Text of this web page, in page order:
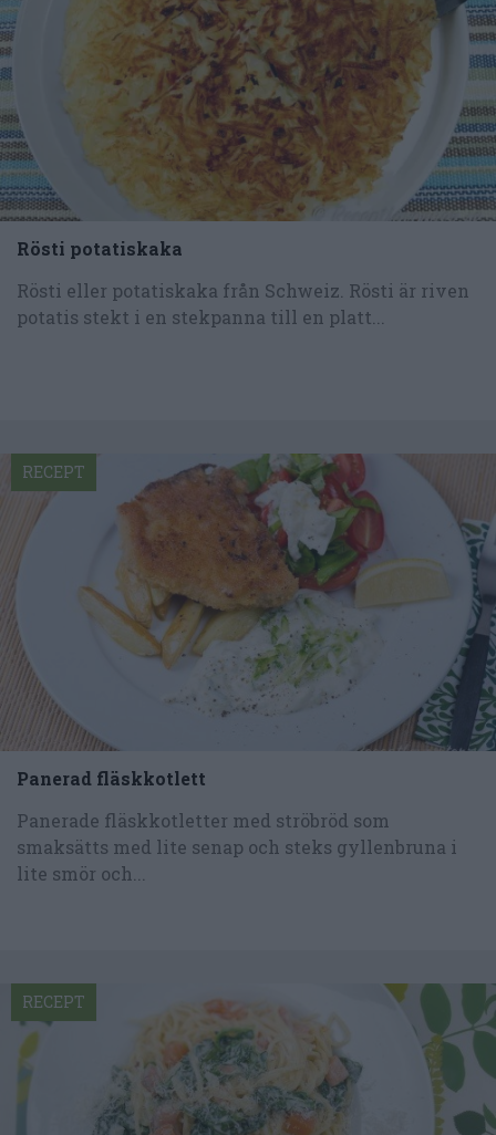
Rösti potatiskaka
Rösti eller potatiskaka från Schweiz. Rösti är riven
potatis stekt i en stekpanna till en platt...
Panerad fläskkotlett
Panerade fläskkotletter med ströbröd som
smaksätts med lite senap och steks gyllenbruna i
lite smör och...
RECEPT
RECEPT